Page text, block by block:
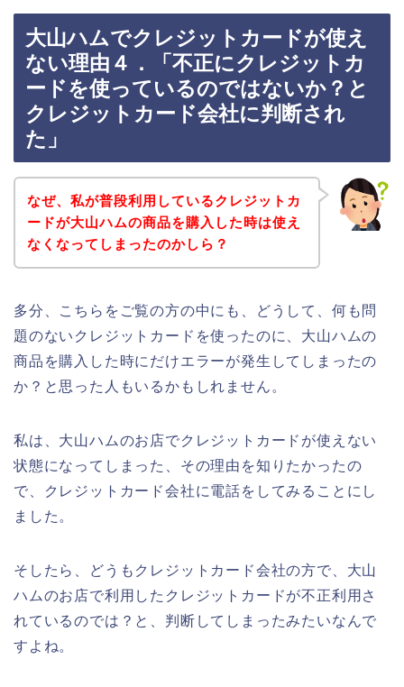
大山ハムでクレジットカードが使え
ない理由４．「不正にクレジットカ
ードを使っているのではないか？と
クレジットカード会社に判断され
た」
なぜ、私が普段利用しているクレジットカ
ードが大山ハムの商品を購入した時は使え
なくなってしまったのかしら？
多分、こちらをご覧の方の中にも、どうして、何も問
題のないクレジットカードを使ったのに、大山ハムの
商品を購入した時にだけエラーが発生してしまったの
か？と思った人もいるかもしれません。
私は、大山ハムのお店でクレジットカードが使えない
状態になってしまった、その理由を知りたかったの
で、クレジットカード会社に電話をしてみることにし
ました。
そしたら、どうもクレジットカード会社の方で、大山
ハムのお店で利用したクレジットカードが不正利用さ
れているのでは？と、判断してしまったみたいなんで
すよね。